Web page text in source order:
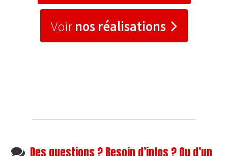
Voir nos réalisations
Des questions ? Besoin d’infos ? Ou d’un